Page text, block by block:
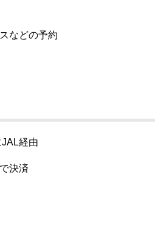
などの予約
JAL経由
決済